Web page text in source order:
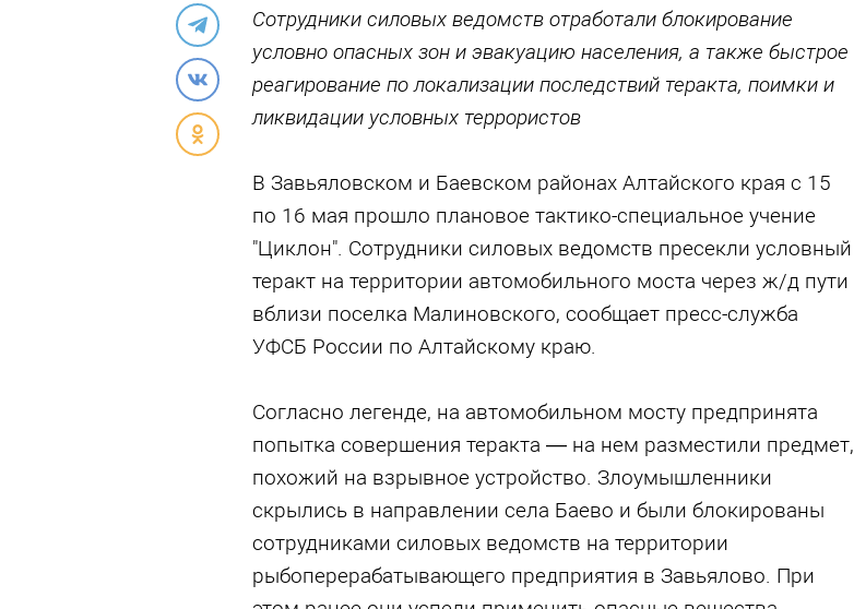
Сотрудники силовых ведомств отработали блокирование
условно опасных зон и эвакуацию населения, а также быстрое
реагирование по локализации последствий теракта, поимки и
ликвидации условных террористов
В Завьяловском и Баевском районах Алтайского края с 15
по 16 мая прошло плановое тактико-специальное учение
"Циклон". Сотрудники силовых ведомств пресекли условный
теракт на территории автомобильного моста через ж/д пути
вблизи поселка Малиновского, сообщает пресс-служба
УФСБ России по Алтайскому краю.
Согласно легенде, на автомобильном мосту предпринята
попытка совершения теракта — на нем разместили предмет,
похожий на взрывное устройство. Злоумышленники
скрылись в направлении села Баево и были блокированы
сотрудниками силовых ведомств на территории
рыбоперерабатывающего предприятия в Завьялово. При